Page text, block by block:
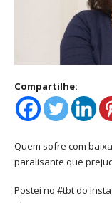
Compartilhe:
Quem sofre com
paralisante que
Postei no #tbt do